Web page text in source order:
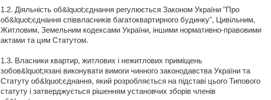
1.2. Діяльність об&lquot;єднання регулюється Законом України "Про
об&lquot;єднання співвласників багатоквартирного будинку", Цивільним,
Житловим, Земельним кодексами України, іншими нормативно-правовими
актами та цим Статутом.
1.3. Власники квартир, житлових і нежитлових приміщень
зобов&lquot;язані виконувати вимоги чинного законодавства України та
Статуту об&lquot;єднання, який розробляється на підставі цього Типового
статуту і затверджується рішенням установчих зборів членів